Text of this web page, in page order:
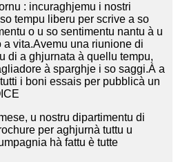
: incuraghjemu i nostri
tempu liberu per scrive a so
o u so sentimentu nantu à u
vita.Avemu una riunione di
di a ghjurnata à quellu tempu,
à sparghje i so saggi.À a
i boni essais per pubblicà un
u nostru dipartimentu di
per aghjurnà tuttu u
hà fattu è tutte